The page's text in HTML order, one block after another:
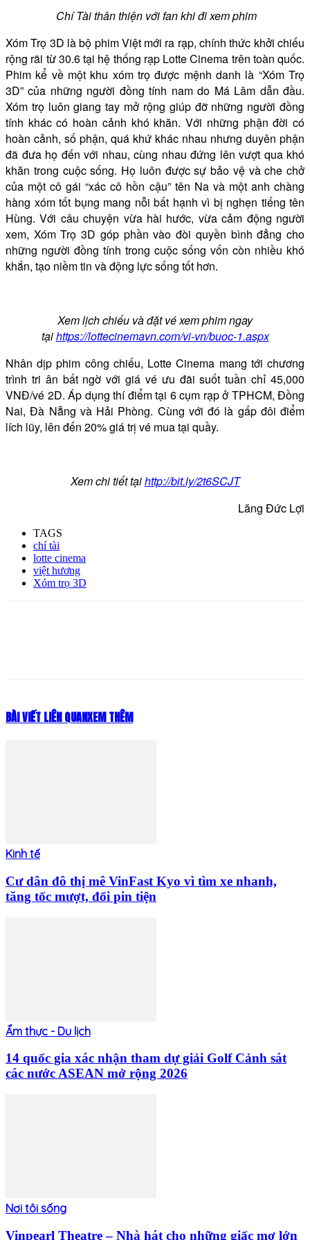
Chí Tài thân thiện với fan khi đi xem phim
Xóm Trọ 3D là bộ phim Việt mới ra rạp, chính thức khởi chiếu
rộng rãi từ 30.6 tại hệ thống rạp Lotte Cinema trên toàn quốc.
Phim kể về một khu xóm trọ được mệnh danh là “Xóm Trọ
3D” của những người đồng tính nam do Má Lâm dẫn đầu.
Xóm trọ luôn giang tay mở rộng giúp đỡ những người đồng
tính khác có hoàn cảnh khó khăn. Với những phận đời có
hoàn cảnh, số phận, quá khứ khác nhau nhưng duyên phận
đã đưa họ đến với nhau, cùng nhau đứng lên vượt qua khó
khăn trong cuộc sống. Họ luôn được sự bảo vệ và che chở
của một cô gái “xác cô hồn cậu” tên Na và một anh chàng
hàng xóm tốt bụng mang nỗi bất hạnh vì bị nghẹn tiếng tên
Hùng. Với câu chuyện vừa hài hước, vừa cảm động người
xem, Xóm Trọ 3D góp phần vào đòi quyền bình đẳng cho
những người đồng tính trong cuộc sống vốn còn nhiều khó
khắn, tạo niềm tin và động lực sống tốt hơn.
Xem lịch chiếu và đặt vé xem phim ngay
tạihttps://lottecinemavn.com/vi-vn/buoc-1.aspx
Nhân dịp phim công chiếu, Lotte Cinema mang tới chương
trình tri ân bất ngờ với giá vé ưu đãi suốt tuần chỉ 45,000
VNĐ/vé 2D. Áp dụng thí điểm tại 6 cụm rạp ở TPHCM, Đồng
Nai, Đà Nẵng và Hải Phòng. Cùng với đó là gấp đôi điểm
lích lũy, lên đến 20% giá trị vé mua tại quầy.
Xem chi tiết tạihttp://bit.ly/2t6SCJT
Lăng Đức Lợi
TAGS
chí tài
lotte cinema
việt hương
Xóm trọ 3D
BÀI VIẾT LIÊN QUANXEM THÊM
Kinh tế
Cư dân đô thị mê VinFast Kyo vì tìm xe nhanh,
tăng tốc mượt, đổi pin tiện
Ẩm thực - Du lịch
14 quốc gia xác nhận tham dự giải Golf Cảnh sát
các nước ASEAN mở rộng 2026
Nơi tôi sống
Vinpearl Theatre – Nhà hát cho những giấc mơ lớn